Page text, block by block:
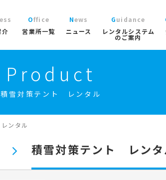
ト
ス
介
ベント事業 トレーラーハウス事業 工事用テン
営業所一覧
Office
ニュース
News
レンタルシステム
のご案内
Guidance
商品 ニュース/ブログ
Product
積雪対策テント レンタル
ンタル
積雪対策テント レンタ